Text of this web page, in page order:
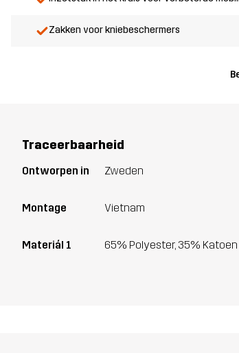
Zakken voor kniebeschermers
Traceerbaarheid
Ontworpen in Zweden
Montage Vietnam
Materiál 1 65% Polyester, 35% Katoen